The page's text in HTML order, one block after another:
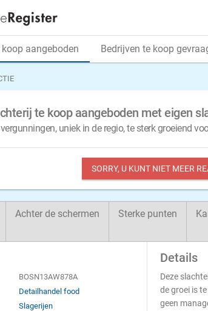
te koop aangeboden met eigen
uniek in de regio, te sterk groeiend
SORRY, U KUNT NIET MEER
Achter de schermen Sterke punten
BOSN13AW878A
Detailhandel food
Slagerijen
Details
Deze
de groei is
geen
aangeboden Bedrijven te koop